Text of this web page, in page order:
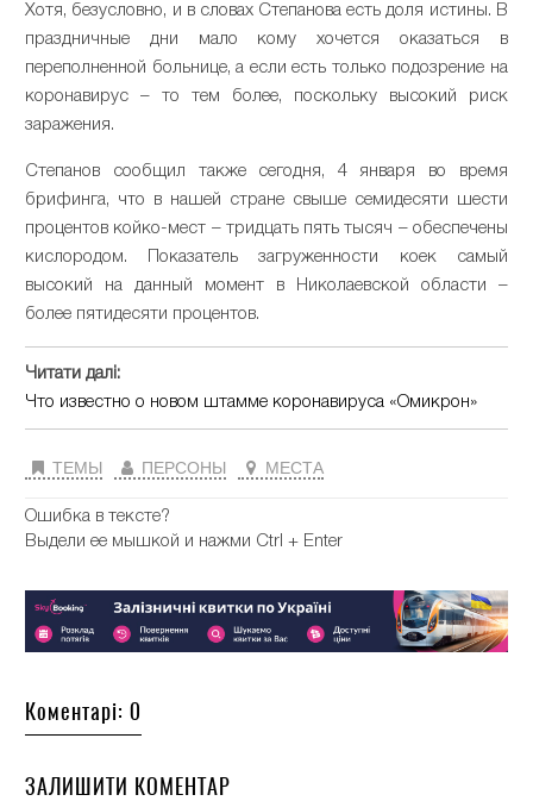
Хотя, безусловно, и в словах Степанова есть доля истины. В
праздничные дни мало кому хочется оказаться в
переполненной больнице, а если есть только подозрение на
коронавирус – то тем более, поскольку высокий риск
заражения.
Степанов сообщил также сегодня, 4 января во время
брифинга, что в нашей стране свыше семидесяти шести
процентов койко-мест – тридцать пять тысяч – обеспечены
кислородом. Показатель загруженности коек самый
высокий на данный момент в Николаевской области –
более пятидесяти процентов.
Читати далі:
Что известно о новом штамме коронавируса «Омикрон»
ТЕМЫ ПЕРСОНЫ МЕСТА
Ошибка в тексте?
Выдели ее мышкой и нажми Ctrl + Enter
Коментарі: 0
ЗАЛИШИТИ КОМЕНТАР